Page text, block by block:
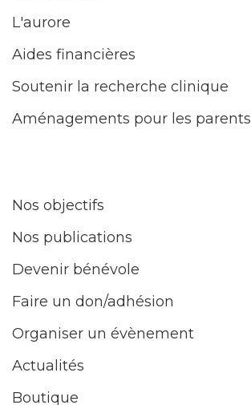
L'aurore
Aides financières
Soutenir la recherche clinique
Aménagements pour les parents
Nos objectifs
Nos publications
Devenir bénévole
Faire un don/adhésion
Organiser un évènement
Actualités
Boutique